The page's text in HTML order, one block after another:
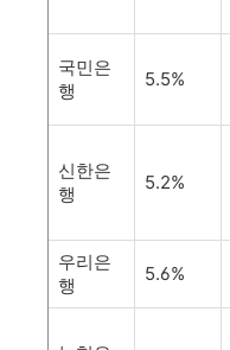
국민은
행
5.5%
신한은
행
5.2%
우리은
행
5.6%